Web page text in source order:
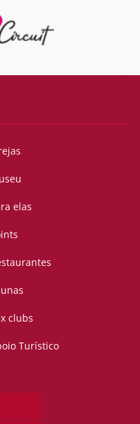
elas
clubs
Turístico